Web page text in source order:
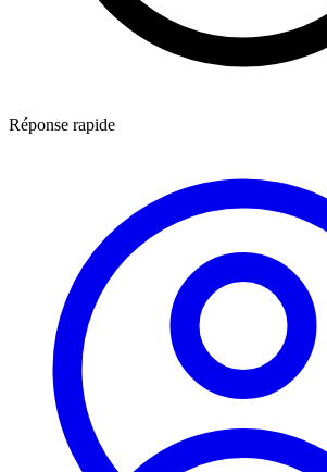
Réponse rapide